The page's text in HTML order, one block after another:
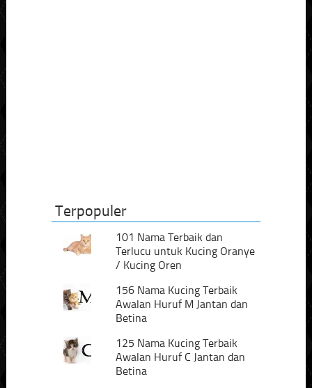
Terpopuler
101 Nama Terbaik dan
Terlucu untuk Kucing Oranye
/ Kucing Oren
156 Nama Kucing Terbaik
Awalan Huruf M Jantan dan
Betina
125 Nama Kucing Terbaik
Awalan Huruf C Jantan dan
Betina